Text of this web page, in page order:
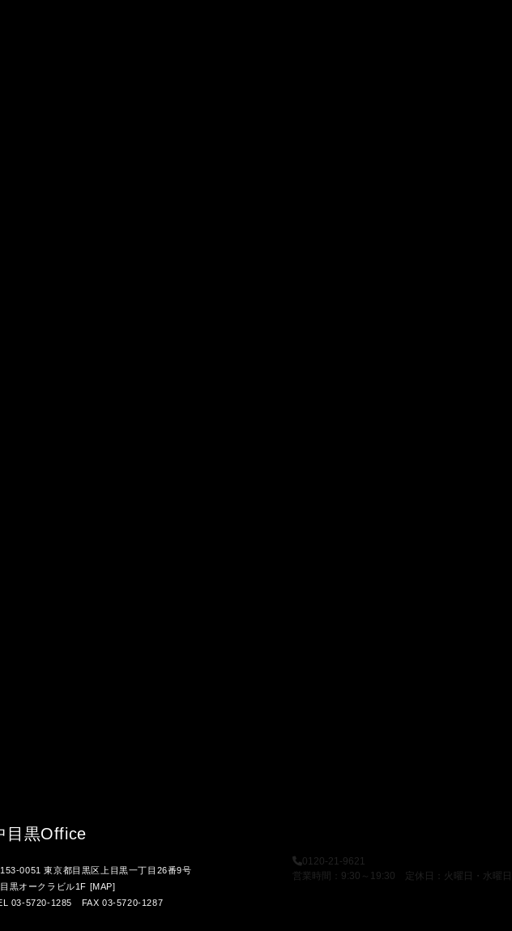
目黒Office
0051 東京都目黒区上目黒一丁目26番9号
黒オークラビル1F [MAP]
03-5720-1285 FAX 03-5720-1287
0120-21-9621
営業時間：9:30～19:30 定休日：火曜日・水曜日